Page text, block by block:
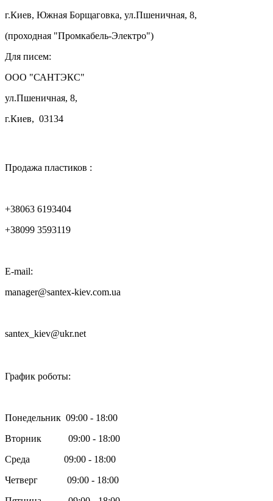
г.Киев, Южная Борщаговка, ул.Пшеничная, 8,
(проходная "Промкабель-Электро")
Для писем:
ООО "САНТЭКС"
ул.Пшеничная, 8,
г.Киев, 03134
Продажа пластиков :
+38063 6193404
+38099 3593119
E-mail:
manager@santex-kiev.com.ua
santex_kiev@ukr.net
График роботы:
Понедельник 09:00 - 18:00
Вторник 09:00 - 18:00
Среда 09:00 - 18:00
Четверг 09:00 - 18:00